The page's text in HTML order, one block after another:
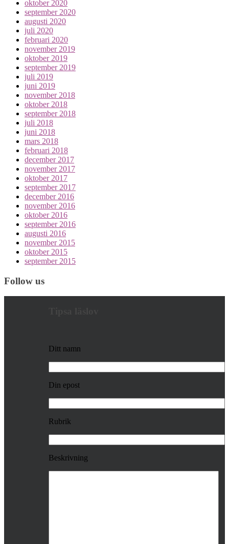
oktober 2020
september 2020
augusti 2020
juli 2020
februari 2020
november 2019
oktober 2019
september 2019
juli 2019
juni 2019
november 2018
oktober 2018
september 2018
juli 2018
juni 2018
mars 2018
februari 2018
december 2017
november 2017
oktober 2017
september 2017
december 2016
november 2016
oktober 2016
september 2016
augusti 2016
november 2015
oktober 2015
september 2015
Follow us
Ditt namn
Din epost
Rubrik
Beskrivning